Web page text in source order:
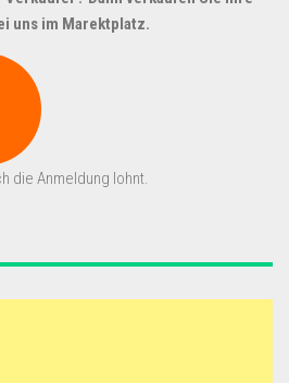
uns im Marektplatz.
die Anmeldung lohnt.